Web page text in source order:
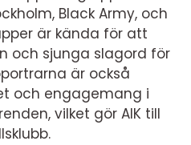
Black Army, och
är kända för att
och sjunga slagord för
är också
och engagemang i
vilket gör AIK till